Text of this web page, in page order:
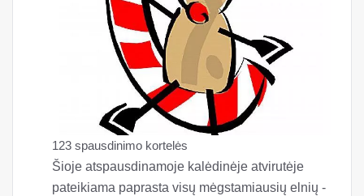
123 spausdinimo kortelės
Šioje atspausdinamoje kalėdinėje atvirutėje
pateikiama paprasta visų mėgstamiausių elnių -